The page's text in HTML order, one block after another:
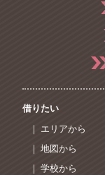
借りたい
｜ エリアから
｜ 地図から
｜ 学校から